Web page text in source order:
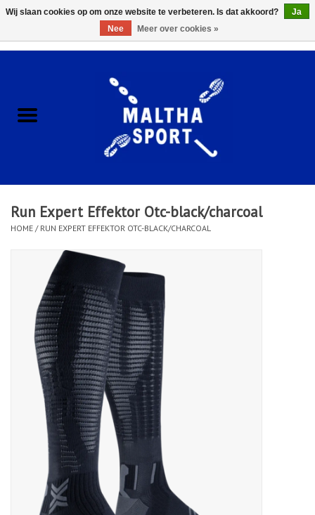
ACCESSOIRES/HARDWARE
KLEDING
CLUBSHOPS
Afspraak Loop Analyse
Diensten
Merken
Run Expert Effektor Otc-black/charcoal
HOME / RUN EXPERT EFFEKTOR OTC-BLACK/CHARCOAL
Wij slaan cookies op om onze website te verbeteren. Is dat akkoord?
Ja
Nee
Meer over cookies »